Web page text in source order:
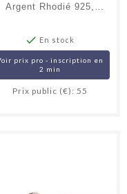
Argent Rhodié 925,
 En stock
prix pro - inscription en
2 min
Prix public (€): 55